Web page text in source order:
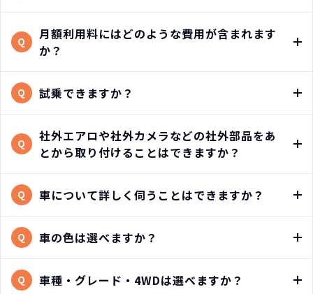
Q
月額利用料にはどのような費用が含まれます
か？
Q 試乗できますか？
Q
社外エアロや社外カメラなどの社外部品をあ
とから取り付けることはできますか？
Q 車について詳しく伺うことはできますか？
Q 車の色は選べますか？
Q 車種・グレード・4WDは選べますか？